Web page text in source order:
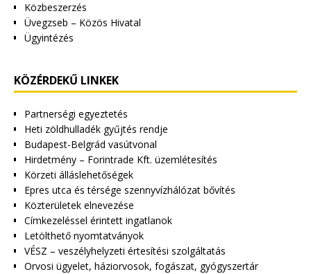
Közbeszerzés
Üvegzseb – Közös Hivatal
Ügyintézés
KÖZÉRDEKŰ LINKEK
Partnerségi egyeztetés
Heti zöldhulladék gyűjtés rendje
Budapest-Belgrád vasútvonal
Hirdetmény – Forintrade Kft. üzemlétesítés
Körzeti álláslehetőségek
Epres utca és térsége szennyvízhálózat bővítés
Közterületek elnevezése
Címkezeléssel érintett ingatlanok
Letölthető nyomtatványok
VÉSZ – veszélyhelyzeti értesítési szolgáltatás
Orvosi ügyelet, háziorvosok, fogászat, gyógyszertár